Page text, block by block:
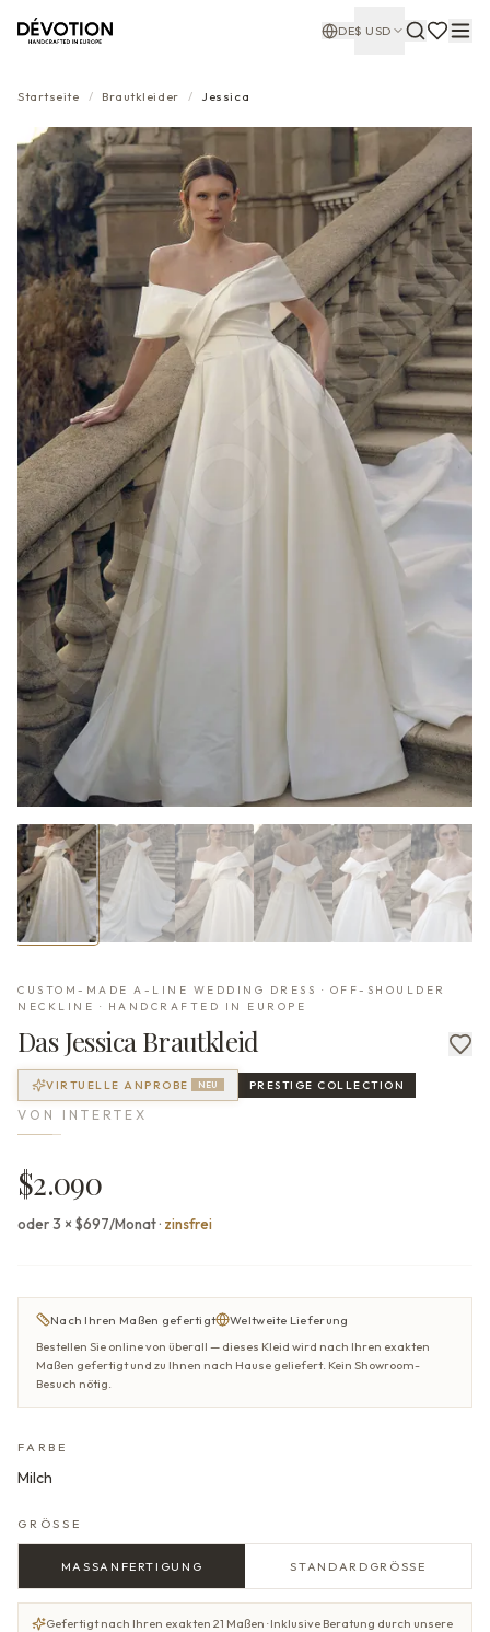
DE$ USD
Startseite / Brautkleider / Jessica
CUSTOM-MADE A-LINE WEDDING DRESS · OFF-SHOULDER
NECKLINE · HANDCRAFTED IN EUROPE
Das Jessica Brautkleid
VIRTUELLE ANPROBE NEU PRESTIGE COLLECTION
VON INTERTEX
$2.090
oder 3 × $697/Monat· zinsfrei
Nach Ihren Maßen gefertigt
Weltweite Lieferung
Bestellen Sie online von überall — dieses Kleid wird nach Ihren exakten
Maßen gefertigt und zu Ihnen nach Hause geliefert. Kein Showroom-
Besuch nötig.
FARBE
Milch
GRÖSSE
MASSANFERTIGUNG STANDARDGRÖSSE
Gefertigt nach Ihren exakten 21 Maßen · Inklusive Beratung durch unsere